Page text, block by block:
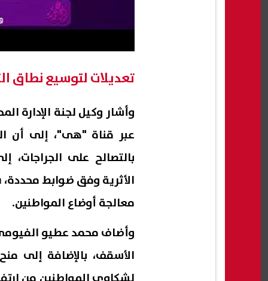
تعديلات لتوسيع نطاق
وأشار وكيل لجنة الإدارة
عبر قناة "هى"، إلى أن
بالتصالح على
الأثرية وفق ضوابط
معالجة أوضاع المواطنين.
وأضاف محمد عطيو
الأسقف، بالإضافة إلى